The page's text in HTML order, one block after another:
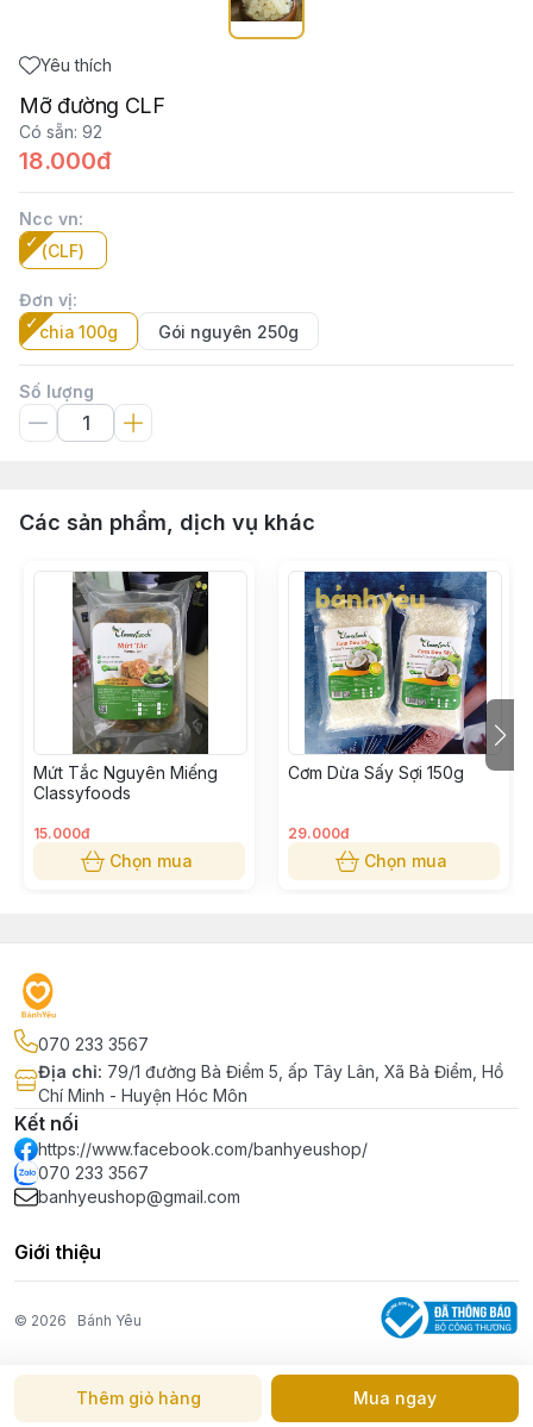
Yêu thích
Mỡ đường CLF
Có sẵn: 92
18.000đ
Ncc vn:
(CLF)
Đơn vị:
chia 100g
Gói nguyên 250g
Số lượng
Thêm giỏ hàng Mua ngay
Các sản phẩm, dịch vụ khác
Mứt Tắc Nguyên Miếng
Classyfoods
15.000đ
Chọn mua
Cơm Dừa Sấy Sợi 150g
29.000đ
Chọn mua
070 233 3567
Địa chỉ: 79/1 đường Bà Điểm 5, ấp Tây Lân, Xã Bà Điểm, Hồ
Chí Minh - Huyện Hóc Môn
Kết nối
https://www.facebook.com/banhyeushop/
070 233 3567
banhyeushop@gmail.com
Giới thiệu
© 2026 Bánh Yêu